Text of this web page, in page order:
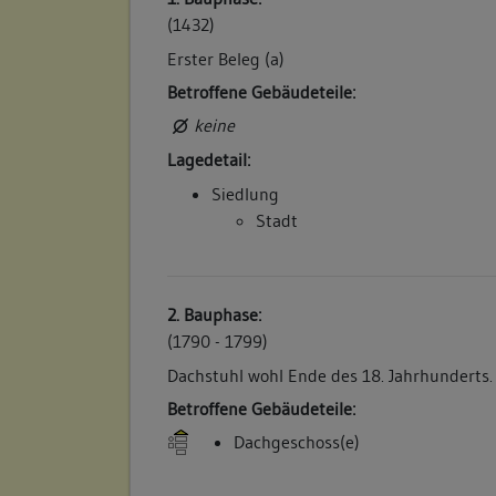
(1432)
Erster Beleg (a)
Betroffene Gebäudeteile:
keine
Lagedetail:
Siedlung
Stadt
2. Bauphase:
(1790 - 1799)
Dachstuhl wohl Ende des 18. Jahrhunderts.
Betroffene Gebäudeteile:
Dachgeschoss(e)